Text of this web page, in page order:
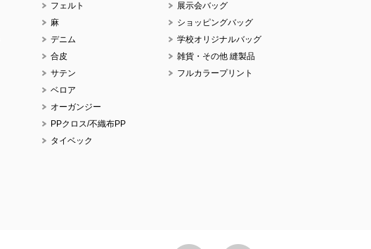
フェルト
麻
デニム
合皮
サテン
ベロア
オーガンジー
PPクロス/不織布PP
タイベック
展示会バッグ
ショッピングバッグ
学校オリジナルバッグ
雑貨・その他 縫製品
フルカラープリント